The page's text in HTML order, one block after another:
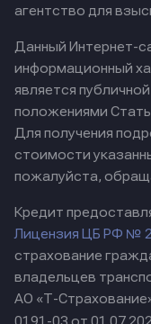
агентство для
Данный Интернет-
информационный
является
положениями
Для получения
стоимости
пожалуйста,
Кредит
Лицензия ЦБ РФ №
страхование
владельцев
АО «Т-